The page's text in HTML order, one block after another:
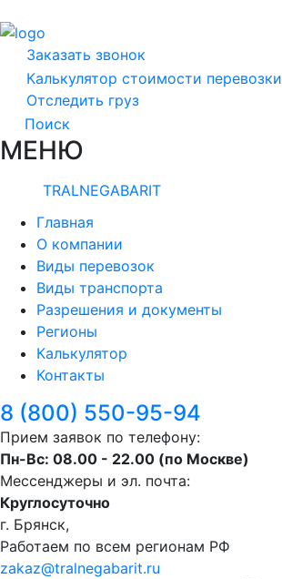
Заказать звонок
Калькулятор стоимости перевозки
Отследить груз
Поиск
МЕНЮ
TRALNEGABARIT
Главная
О компании
Виды перевозок
Виды транспорта
Разрешения и документы
Регионы
Калькулятор
Контакты
8 (800) 550-95-94
Прием заявок по телефону:
Пн-Вс: 08.00 - 22.00 (по Москве)
Мессенджеры и эл. почта:
Круглосуточно
г. Брянск,
Работаем по всем регионам РФ
zakaz@tralnegabarit.ru